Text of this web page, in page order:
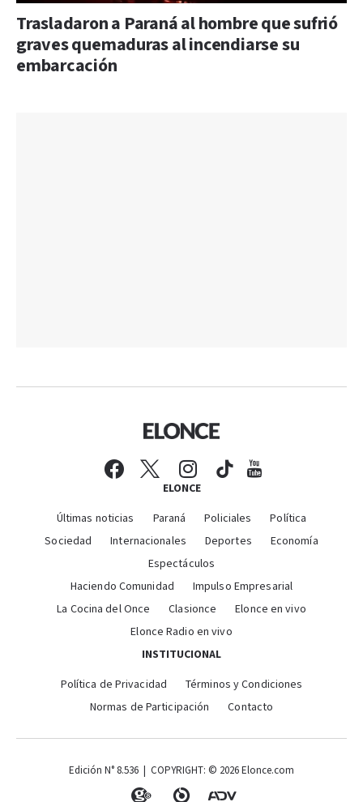
Trasladaron a Paraná al hombre que sufrió
graves quemaduras al incendiarse su
embarcación
ELONCE
Últimas noticias Paraná Policiales
Política
Sociedad
Internacionales Deportes
Economía
Espectáculos
Haciendo Comunidad
Impulso Empresarial
La Cocina del Once
Clasionce
Elonce en vivo
Elonce Radio en vivo
INSTITUCIONAL
Política de Privacidad
Términos y Condiciones
Normas de Participación
Contacto
Edición N° 8.536 | COPYRIGHT: © 2026 Elonce.com